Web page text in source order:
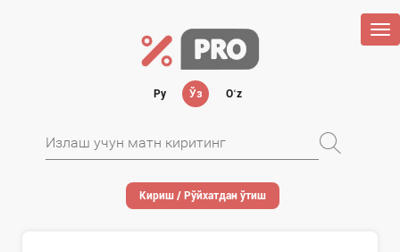
Ру Ўз Oʻz
Кириш / Рўйхатдан ўтиш